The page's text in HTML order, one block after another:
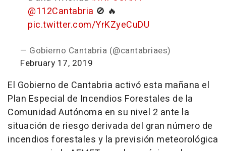
@112Cantabria 🚫 🔥
pic.twitter.com/YrKZyeCuDU
— Gobierno Cantabria (@cantabriaes)
February 17, 2019
El Gobierno de Cantabria activó esta mañana el
Plan Especial de Incendios Forestales de la
Comunidad Autónoma en su nivel 2 ante la
situación de riesgo derivada del gran número de
incendios forestales y la previsión meteorológica